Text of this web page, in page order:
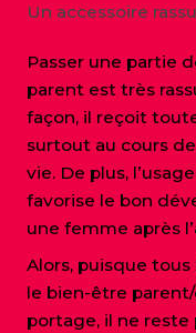
Un accessoire
Passer une partie
parent est très
façon, il reçoit
surtout au cours
vie. De plus,
favorise le bon
une femme après
Alors, puisque
le bien-être
portage, il ne reste